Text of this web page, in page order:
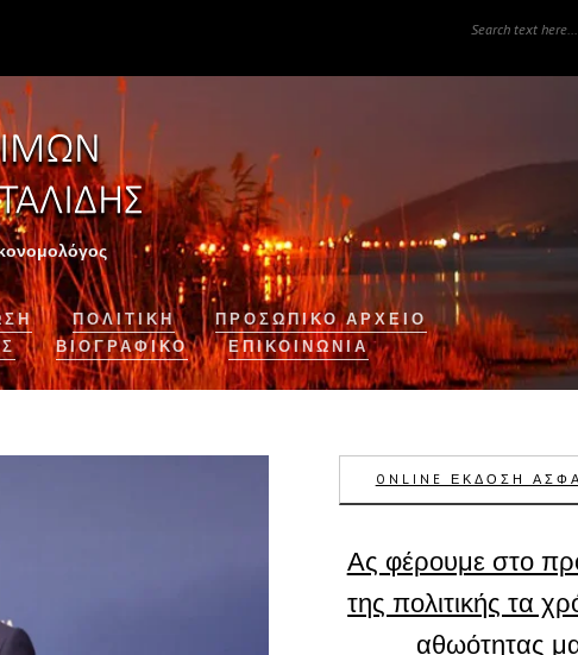
ΠΟΛΙΤΙΚΗ
ΠΡΟΣΩΠΙΚΟ ΑΡΧΕΙΟ
ΒΙΟΓΡΑΦΙΚΌ ΕΠΙΚΟΙΝΩΝΊΑ
ONLINE ΕΚΔΟΣΗ
Ας φέρουμε στο
της πολιτικής τα
αθωότητας